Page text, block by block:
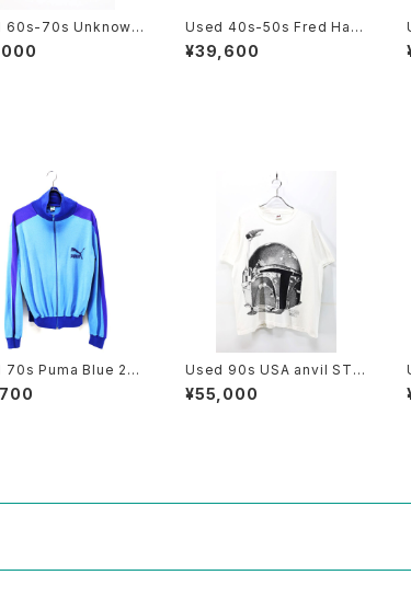
60s-70s Unknown
Design Silver Bung
Used 40s-50s Fred Harv
ey Style Navajo Native S
ilver Bungle 古着
¥39,600
70s Puma Blue 2T
Zip Track Top J
Jacket Size M 相当
Used 90s USA anvil STA
R WARS BOBA FETT Big
Face Graphic T-Shirt Siz
¥55,000